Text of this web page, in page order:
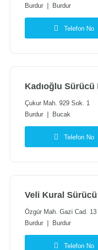
Burdur
Burdur
Telefon No
Kadıoğlu Sürücü
Çukur Mah. 929 Sok. 1
Burdur
Bucak
Telefon No
Veli Kural
Özgür Mah. Gazi Cad.
Burdur
Burdur
Telefon No